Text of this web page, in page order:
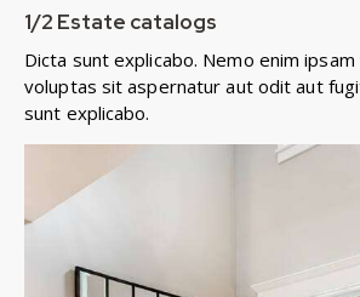
1/2 Estate catalogs
Dicta sunt explicabo. Nemo enim
voluptas sit aspernatur aut odit aut
sunt explicabo.